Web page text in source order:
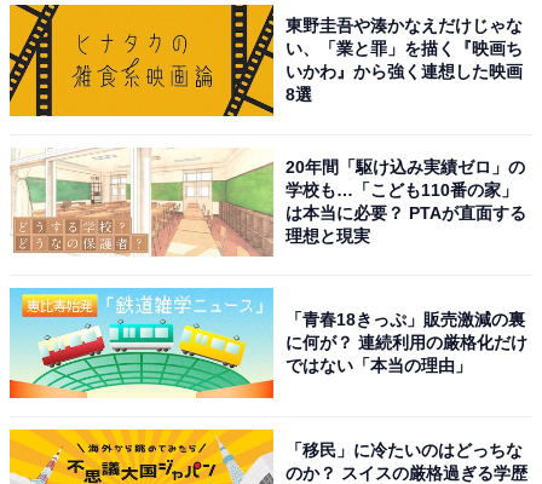
第1位は、芸術学部でした。通称「日藝」といわれる芸
術学部のキャッチフレーズは、「8つのアート1つのハー
ト」。芸術に関する総合学部の特色を生かし、独自の教
「ここでしか学べない内容が盛りだくさんだと思う（30
代・愛知県）」「日大には芸術関係の資料がたくさん揃
を持った人に教わってみたい（30代・北海道）」などの
声が集まりました。
※回答は原文ママです
東野圭吾や湊かなえだけじゃな
い、「業と罪」を描く『映画ち
いかわ』から強く連想した映画
8選
20年間「駆け込み実績ゼロ」の
学校も…「こども110番の家」
は本当に必要？ PTAが直面する
理想と現実
「青春18きっぷ」販売激減の裏
に何が？ 連続利用の厳格化だけ
ではない「本当の理由」
「移民」に冷たいのはどっちな
のか？ スイスの厳格過ぎる学歴